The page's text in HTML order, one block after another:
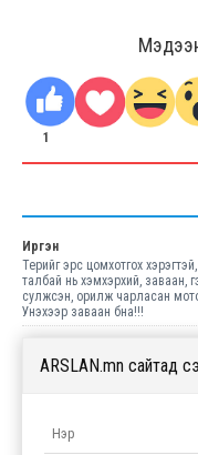
1
Иргэн
Терийг эрс цомхотгох
талбай нь хэмхэрхий, заваан,
сулжсэн, орилж чарласан
Унэхээр заваан бна!!!
ARSLAN.mn сайтад